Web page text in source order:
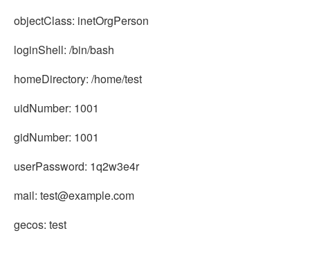
objectClass: inetOrgPerson
loginShell: /bin/bash
homeDirectory: /home/test
uidNumber: 1001
gidNumber: 1001
userPassword: 1q2w3e4r
mail: test@example.com
gecos: test